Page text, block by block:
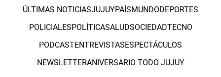
ÚLTIMAS NOTICIASJUJUYPAÍSMUNDODEPORTES
POLICIALESPOLÍTICASALUDSOCIEDADTECNO
PODCASTENTREVISTASESPECTÁCULOS
NEWSLETTERANIVERSARIO TODO JUJUY